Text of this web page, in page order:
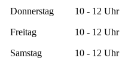
Donnerstag 10 - 12 Uhr
Freitag 10 - 12 Uhr
Samstag 10 - 12 Uhr